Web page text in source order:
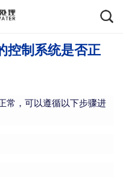
控制系统是否正
常，可以遵循以下步骤进